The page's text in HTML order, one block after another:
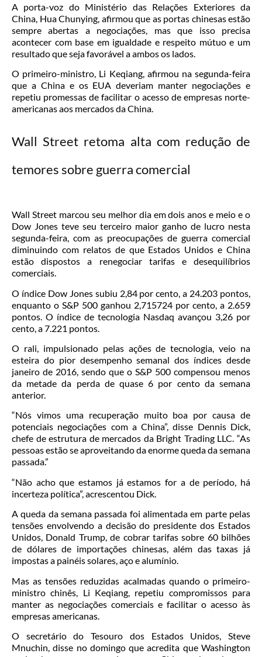
A porta-voz do Ministério das Relações Exteriores da
China, Hua Chunying, afirmou que as portas chinesas estão
sempre abertas a negociações, mas que isso precisa
acontecer com base em igualdade e respeito mútuo e um
resultado que seja favorável a ambos os lados.
O primeiro-ministro, Li Keqiang, afirmou na segunda-feira
que a China e os EUA deveriam manter negociações e
repetiu promessas de facilitar o acesso de empresas norte-
americanas aos mercados da China.
Wall Street retoma alta com redução de
temores sobre guerra comercial
Wall Street marcou seu melhor dia em dois anos e meio e o
Dow Jones teve seu terceiro maior ganho de lucro nesta
segunda-feira, com as preocupações de guerra comercial
diminuindo com relatos de que Estados Unidos e China
estão dispostos a renegociar tarifas e desequilíbrios
comerciais.
O índice Dow Jones subiu 2,84 por cento, a 24.203 pontos,
enquanto o S&P 500 ganhou 2,715724 por cento, a 2.659
pontos. O índice de tecnologia Nasdaq avançou 3,26 por
cento, a 7.221 pontos.
O rali, impulsionado pelas ações de tecnologia, veio na
esteira do pior desempenho semanal dos índices desde
janeiro de 2016, sendo que o S&P 500 compensou menos
da metade da perda de quase 6 por cento da semana
anterior.
“Nós vimos uma recuperação muito boa por causa de
potenciais negociações com a China”, disse Dennis Dick,
chefe de estrutura de mercados da Bright Trading LLC. “As
pessoas estão se aproveitando da enorme queda da semana
passada.”
“Não acho que estamos já estamos for a de período, há
incerteza política”, acrescentou Dick.
A queda da semana passada foi alimentada em parte pelas
tensões envolvendo a decisão do presidente dos Estados
Unidos, Donald Trump, de cobrar tarifas sobre 60 bilhões
de dólares de importações chinesas, além das taxas já
impostas a painéis solares, aço e alumínio.
Mas as tensões reduzidas acalmadas quando o primeiro-
ministro chinês, Li Keqiang, repetiu compromissos para
manter as negociações comerciais e facilitar o acesso às
empresas americanas.
O secretário do Tesouro dos Estados Unidos, Steve
Mnuchin, disse no domingo que acredita que Washington